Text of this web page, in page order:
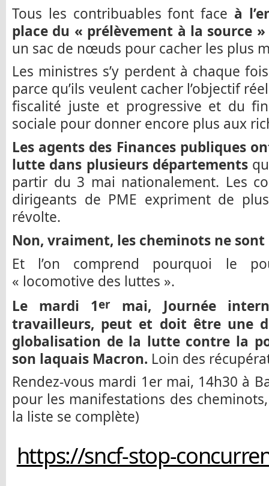
Tous les contribuables font face à
place du « prélèvement à la source
un sac de nœuds pour cacher les plus
Les ministres s’y perdent à chaque
parce qu’ils veulent cacher l’objectif
fiscalité juste et progressive et du
sociale pour donner encore plus aux
Les agents des Finances publiques
lutte dans plusieurs départements
partir du 3 mai nationalement. Les
dirigeants de PME expriment de
révolte.
Non, vraiment, les cheminots ne sont
Et l’on comprend pourquoi le
« locomotive des luttes ».
Le mardi 1er
mai, Journée
travailleurs, peut et doit être une
globalisation de la lutte contre la
son laquais Macron. Loin des
Rendez-vous mardi 1er mai, 14h30 à
pour les manifestations des
la liste se complète)
https://sncf-stop-